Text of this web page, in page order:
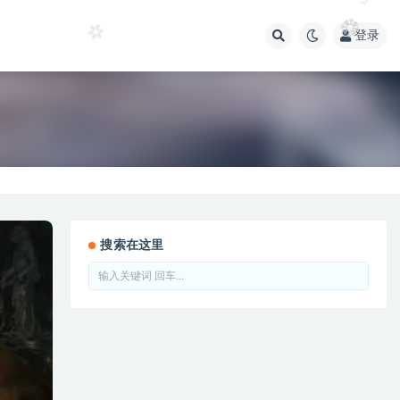
登录
搜索在这里